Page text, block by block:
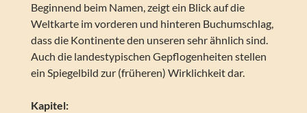
Beginnend beim Namen, zeigt ein Blick auf die
Weltkarte im vorderen und hinteren Buchumschlag,
dass die Kontinente den unseren sehr ähnlich sind.
Auch die landestypischen Gepflogenheiten stellen
ein Spiegelbild zur (früheren) Wirklichkeit dar.
Kapitel: